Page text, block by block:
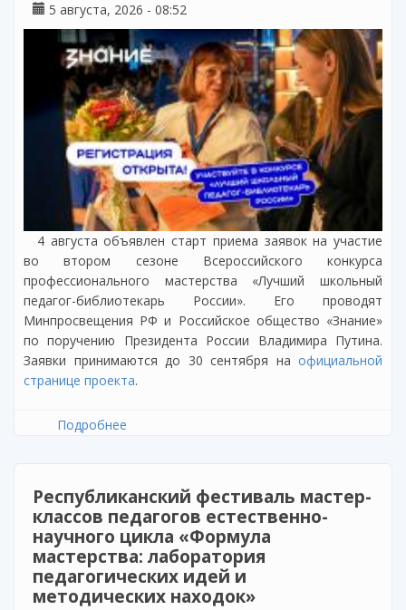
5 августа, 2026 - 08:52
4 августа объявлен старт приема заявок на участие
во втором сезоне Всероссийского конкурса
профессионального мастерства «Лучший школьный
педагог-библиотекарь России». Его проводят
Минпросвещения РФ и Российское общество «Знание»
по поручению Президента России Владимира Путина.
Заявки принимаются до 30 сентября на официальной
странице проекта.
Подробнее
Республиканский фестиваль мастер-
классов педагогов естественно-
научного цикла «Формула
мастерства: лаборатория
педагогических идей и
методических находок»